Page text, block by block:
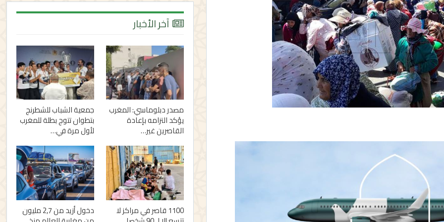
آخر الأخبار
مصدر دبلوماسي: المغرب
يؤكد التزامه بإعادة
القاصرين غير…
جمعية الشباب للشطرنج
بتطوان تتوج بطلة للمغرب
لأول مرة في…
1100 قاصر في مراكز لا دخول أزيد من 2,7 مليون